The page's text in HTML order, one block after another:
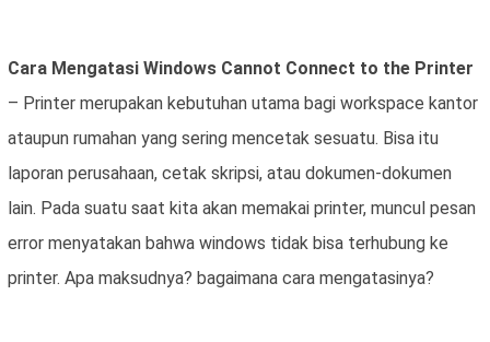
Cara Mengatasi Windows Cannot Connect to the Printer
– Printer merupakan kebutuhan utama bagi workspace kantor
ataupun rumahan yang sering mencetak sesuatu. Bisa itu
laporan perusahaan, cetak skripsi, atau dokumen-dokumen
lain. Pada suatu saat kita akan memakai printer, muncul pesan
error menyatakan bahwa windows tidak bisa terhubung ke
printer. Apa maksudnya? bagaimana cara mengatasinya?